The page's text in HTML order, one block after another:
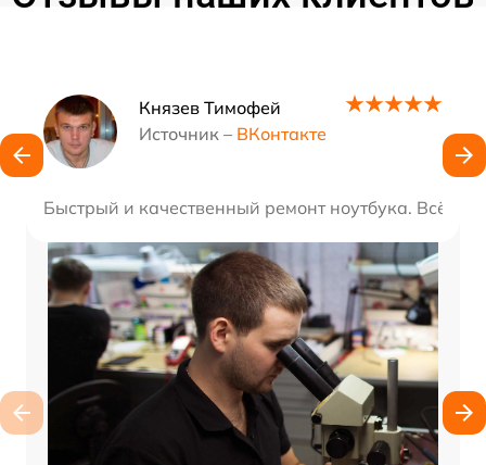
Князев Тимофей
Источник – ВКонтакте
Быстрый и качественный ремонт ноутбука. Всё
Наши мастера